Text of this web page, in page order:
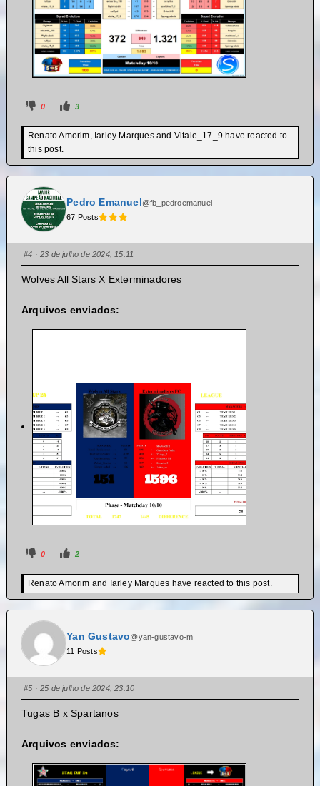
0 3
Renato Amorim, Iarley Marques and Vitale_17_9 have reacted to
this post.
Pedro Emanuel@fb_pedroemanuel
67 Posts
#4 · 23 de julho de 2024, 15:11
Wolves All Stars X Exterminadores
Arquivos enviados:
0 2
Renato Amorim and Iarley Marques have reacted to this post.
Yan Gustavo@yan-gustavo-m
11 Posts
#5 · 25 de julho de 2024, 23:10
Tugas B x Spartanos
Arquivos enviados: